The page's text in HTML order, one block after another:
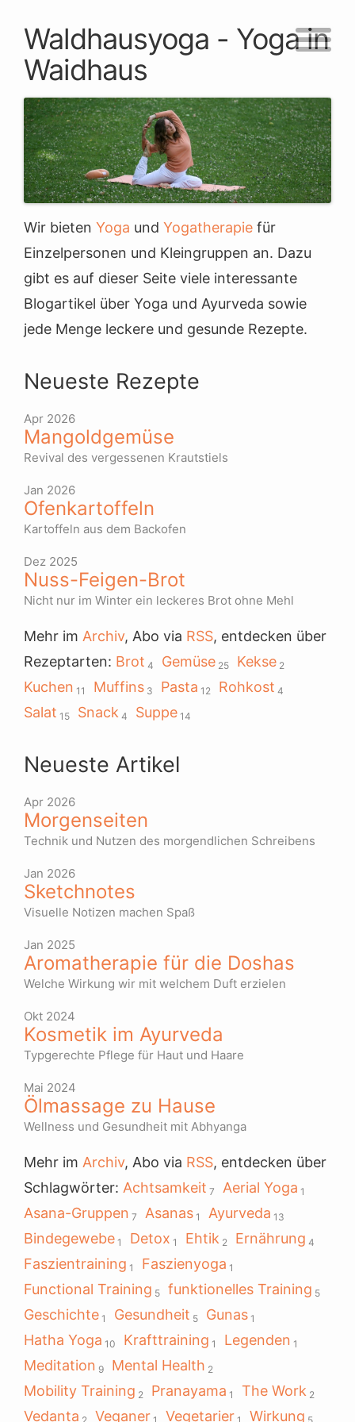
Waldhausyoga - Yoga in
Waidhaus
Wir bieten Yoga und Yogatherapie für
Einzelpersonen und Kleingruppen an. Dazu
gibt es auf dieser Seite viele interessante
Blogartikel über Yoga und Ayurveda sowie
jede Menge leckere und gesunde Rezepte.
Neueste Rezepte
Apr 2026
Mangoldgemüse
Revival des vergessenen Krautstiels
Jan 2026
Ofenkartoffeln
Kartoffeln aus dem Backofen
Dez 2025
Nuss-Feigen-Brot
Nicht nur im Winter ein leckeres Brot ohne Mehl
Mehr im Archiv, Abo via RSS, entdecken über
Rezeptarten: Brot 4 Gemüse 25 Kekse 2
Kuchen 11 Muffins 3 Pasta 12 Rohkost 4
Salat 15 Snack 4 Suppe 14
Neueste Artikel
Apr 2026
Morgenseiten
Technik und Nutzen des morgendlichen Schreibens
Jan 2026
Sketchnotes
Visuelle Notizen machen Spaß
Jan 2025
Aromatherapie für die Doshas
Welche Wirkung wir mit welchem Duft erzielen
Okt 2024
Kosmetik im Ayurveda
Typgerechte Pflege für Haut und Haare
Mai 2024
Ölmassage zu Hause
Wellness und Gesundheit mit Abhyanga
Mehr im Archiv, Abo via RSS, entdecken über
Schlagwörter: Achtsamkeit 7 Aerial Yoga 1
Asana-Gruppen 7 Asanas 1 Ayurveda 13
Bindegewebe 1 Detox 1 Ehtik 2 Ernährung 4
Faszientraining 1 Faszienyoga 1
Functional Training 5 funktionelles Training 5
Geschichte 1 Gesundheit 5 Gunas 1
Hatha Yoga 10 Krafttraining 1 Legenden 1
Meditation 9 Mental Health 2
Mobility Training 2 Pranayama 1 The Work 2
Vedanta Veganer Vegetarier Wirkung